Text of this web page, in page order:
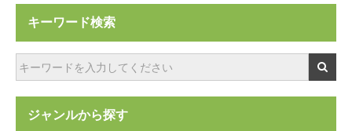
キーワード検索
ジャンルから探す